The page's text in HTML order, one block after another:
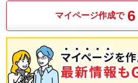
マイページ作成で 6